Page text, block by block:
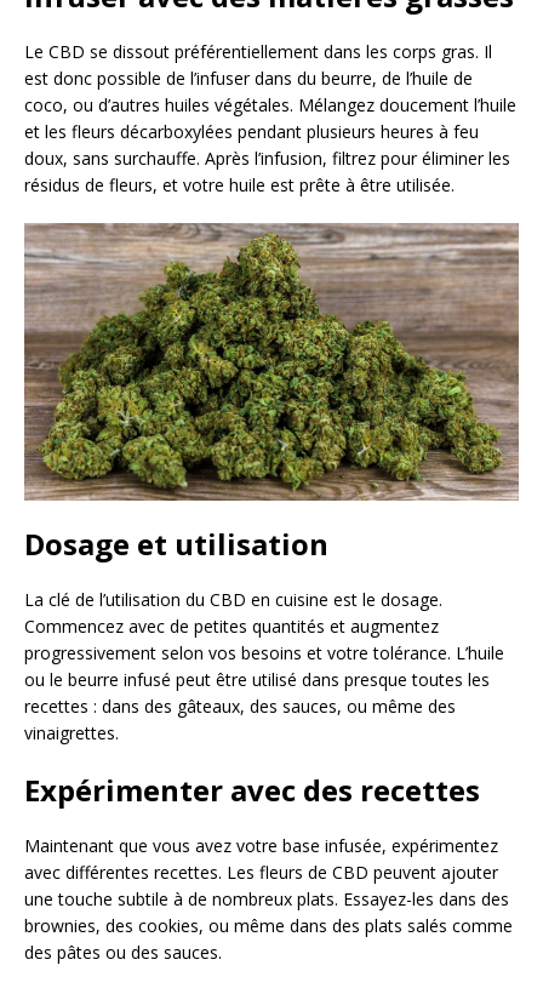
Le CBD se dissout préférentiellement dans les corps gras. Il
est donc possible de l’infuser dans du beurre, de l’huile de
coco, ou d’autres huiles végétales. Mélangez doucement l’huile
et les fleurs décarboxylées pendant plusieurs heures à feu
doux, sans surchauffe. Après l’infusion, filtrez pour éliminer les
résidus de fleurs, et votre huile est prête à être utilisée.
Dosage et utilisation
La clé de l’utilisation du CBD en cuisine est le dosage.
Commencez avec de petites quantités et augmentez
progressivement selon vos besoins et votre tolérance. L’huile
ou le beurre infusé peut être utilisé dans presque toutes les
recettes : dans des gâteaux, des sauces, ou même des
vinaigrettes.
Expérimenter avec des recettes
Maintenant que vous avez votre base infusée, expérimentez
avec différentes recettes. Les fleurs de CBD peuvent ajouter
une touche subtile à de nombreux plats. Essayez-les dans des
brownies, des cookies, ou même dans des plats salés comme
des pâtes ou des sauces.